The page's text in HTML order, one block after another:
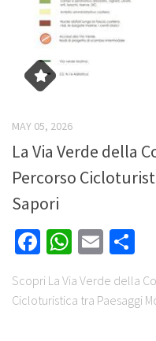
MAY 05, 2026
La Via Verde della
Percorso
Sapori
Facebook
Email
Scopri La Via Verde della
Cicloturistica tra Paesaggi